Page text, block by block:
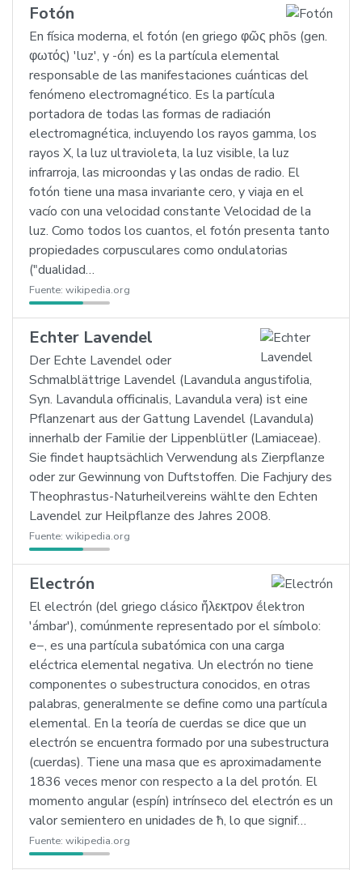
Fotón
En física moderna, el fotón (en griego φῶς phōs (gen.
φωτός) 'luz', y -ón) es la partícula elemental
responsable de las manifestaciones cuánticas del
fenómeno electromagnético. Es la partícula
portadora de todas las formas de radiación
electromagnética, incluyendo los rayos gamma, los
rayos X, la luz ultravioleta, la luz visible, la luz
infrarroja, las microondas y las ondas de radio. El
fotón tiene una masa invariante cero, y viaja en el
vacío con una velocidad constante Velocidad de la
luz. Como todos los cuantos, el fotón presenta tanto
propiedades corpusculares como ondulatorias
("dualidad…
Fuente: wikipedia.org
Echter Lavendel
Der Echte Lavendel oder
Schmalblättrige Lavendel (Lavandula angustifolia,
Syn. Lavandula officinalis, Lavandula vera) ist eine
Pflanzenart aus der Gattung Lavendel (Lavandula)
innerhalb der Familie der Lippenblütler (Lamiaceae).
Sie findet hauptsächlich Verwendung als Zierpflanze
oder zur Gewinnung von Duftstoffen. Die Fachjury des
Theophrastus-Naturheilvereins wählte den Echten
Lavendel zur Heilpflanze des Jahres 2008.
Fuente: wikipedia.org
Electrón
El electrón (del griego clásico ἤλεκτρον ḗlektron
'ámbar'), comúnmente representado por el símbolo:
e−, es una partícula subatómica con una carga
eléctrica elemental negativa. Un electrón no tiene
componentes o subestructura conocidos, en otras
palabras, generalmente se define como una partícula
elemental. En la teoría de cuerdas se dice que un
electrón se encuentra formado por una subestructura
(cuerdas). Tiene una masa que es aproximadamente
1836 veces menor con respecto a la del protón. El
momento angular (espín) intrínseco del electrón es un
valor semientero en unidades de ħ, lo que signif…
Fuente: wikipedia.org